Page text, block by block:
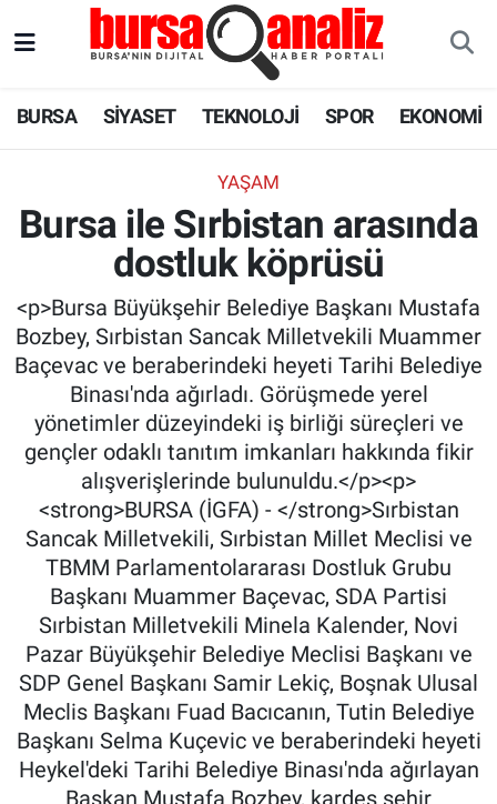
BURSA SİYASET TEKNOLOJİ SPOR EKONOMİ
YAŞAM
Bursa ile Sırbistan arasında
dostluk köprüsü
<p>Bursa Büyükşehir Belediye Başkanı Mustafa
Bozbey, Sırbistan Sancak Milletvekili Muammer
Baçevac ve beraberindeki heyeti Tarihi Belediye
Binası'nda ağırladı. Görüşmede yerel
yönetimler düzeyindeki iş birliği süreçleri ve
gençler odaklı tanıtım imkanları hakkında fikir
alışverişlerinde bulunuldu.</p><p>
<strong>BURSA (İGFA) - </strong>Sırbistan
Sancak Milletvekili, Sırbistan Millet Meclisi ve
TBMM Parlamentolararası Dostluk Grubu
Başkanı Muammer Baçevac, SDA Partisi
Sırbistan Milletvekili Minela Kalender, Novi
Pazar Büyükşehir Belediye Meclisi Başkanı ve
SDP Genel Başkanı Samir Lekiç, Boşnak Ulusal
Meclis Başkanı Fuad Bacıcanın, Tutin Belediye
Başkanı Selma Kuçevic ve beraberindeki heyeti
Heykel'deki Tarihi Belediye Binası'nda ağırlayan
Başkan Mustafa Bozbey, kardeş şehir
EKONOMİ
SAĞLIK
ASTROLOJİ
BLOG
Süper Lig Puan Durumu ve Fikstür
Tüm Manşetler
Son Dakika Haberleri
Haber Arşivi